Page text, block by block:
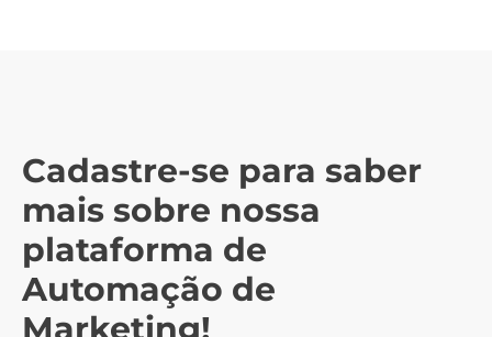
Cadastre-se para saber
mais sobre nossa
plataforma de
Automação de
Marketing!